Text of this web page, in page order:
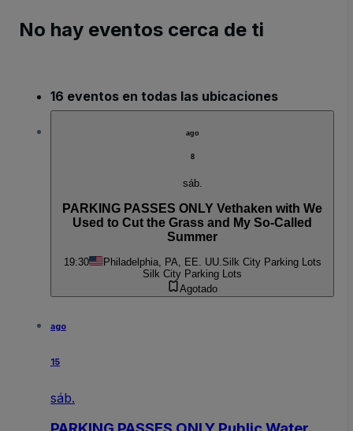
No hay eventos cerca de ti
16 eventos en todas las ubicaciones
ago
8
sáb.
PARKING PASSES ONLY Vethaken with We
Used to Cut the Grass and My So-Called
Summer
19:30 Philadelphia, PA, EE. UU.Silk City Parking Lots
Silk City Parking Lots
Agotado
ago
15
sáb.